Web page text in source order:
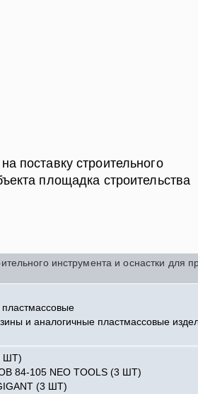
поставку строительного
площадка строительства
инструмента и оснастки для
и аналогичные пластмассовые
ШТ)
105 NEO TOOLS (3 ШТ)
(3 ШТ)